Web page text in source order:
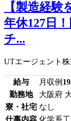
【製造経
年休127日
チ...
UTエージェント
給与 月収例
勤務地
大阪府
寮・社宅 なし
仕事内容 化学系